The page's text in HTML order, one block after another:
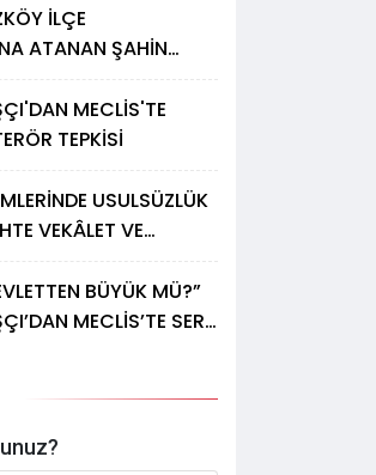
İLÇE
ATANAN ŞAHİN
DEĞİL"MECLİS'TE
TEPKİSİ
USULSÜZLÜK
VEKÂLET VE
BÜYÜK MÜ?”
MECLİS’TE SERT